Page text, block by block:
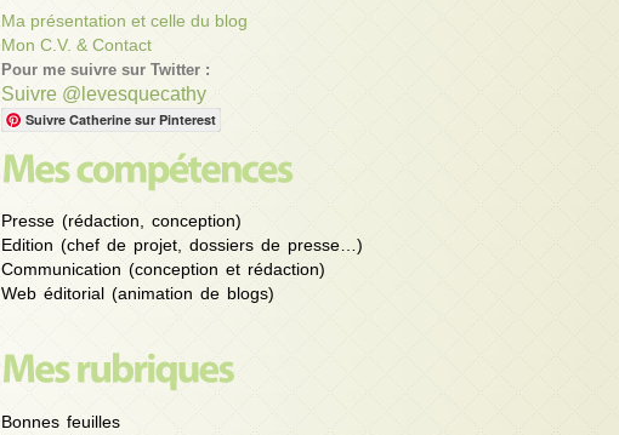
Ma présentation et celle du blog
Mon C.V. & Contact
Pour me suivre sur Twitter :
Suivre @levesquecathy
Suivre Catherine sur Pinterest
Presse (rédaction, conception)
Edition (chef de projet, dossiers de presse…)
Communication (conception et rédaction)
Web éditorial (animation de blogs)
Bonnes feuilles